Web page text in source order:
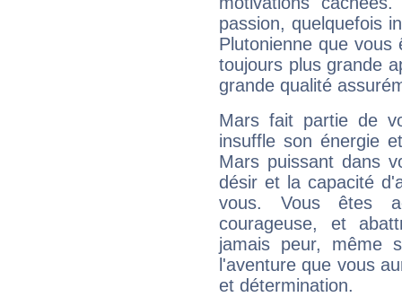
passion, quelquefois
Plutonienne que
toujours plus grande
grande qualité
Mars fait partie de
insuffle son énergie
Mars puissant dans
désir et la capacité
vous. Vous êtes
courageuse, et
jamais peur, même
l'aventure que vous
et détermination.